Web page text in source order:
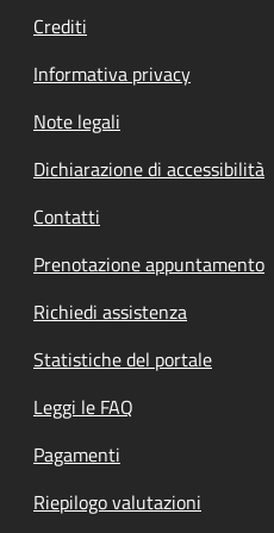
Crediti
Informativa privacy
Note legali
Dichiarazione di accessibilità
Contatti
Prenotazione appuntamento
Richiedi assistenza
Statistiche del portale
Leggi le FAQ
Pagamenti
Riepilogo valutazioni